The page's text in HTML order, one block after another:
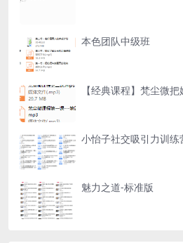
本色团队中级班
【经典课程】梵尘微把
小怡子社交吸引力训练
魅力之道-标准版